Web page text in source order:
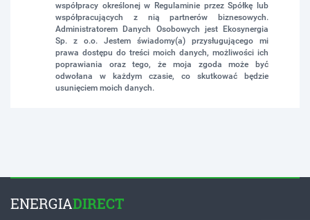
współpracy określonej w Regulaminie przez Spółkę lub
współpracujących z nią partnerów biznesowych.
Administratorem Danych Osobowych jest Ekosynergia
Sp. z o.o. Jestem świadomy(a) przysługującego mi
prawa dostępu do treści moich danych, możliwości ich
poprawiania oraz tego, że moja zgoda może być
odwołana w każdym czasie, co skutkować będzie
usunięciem moich danych.
ENERGIADIRECT